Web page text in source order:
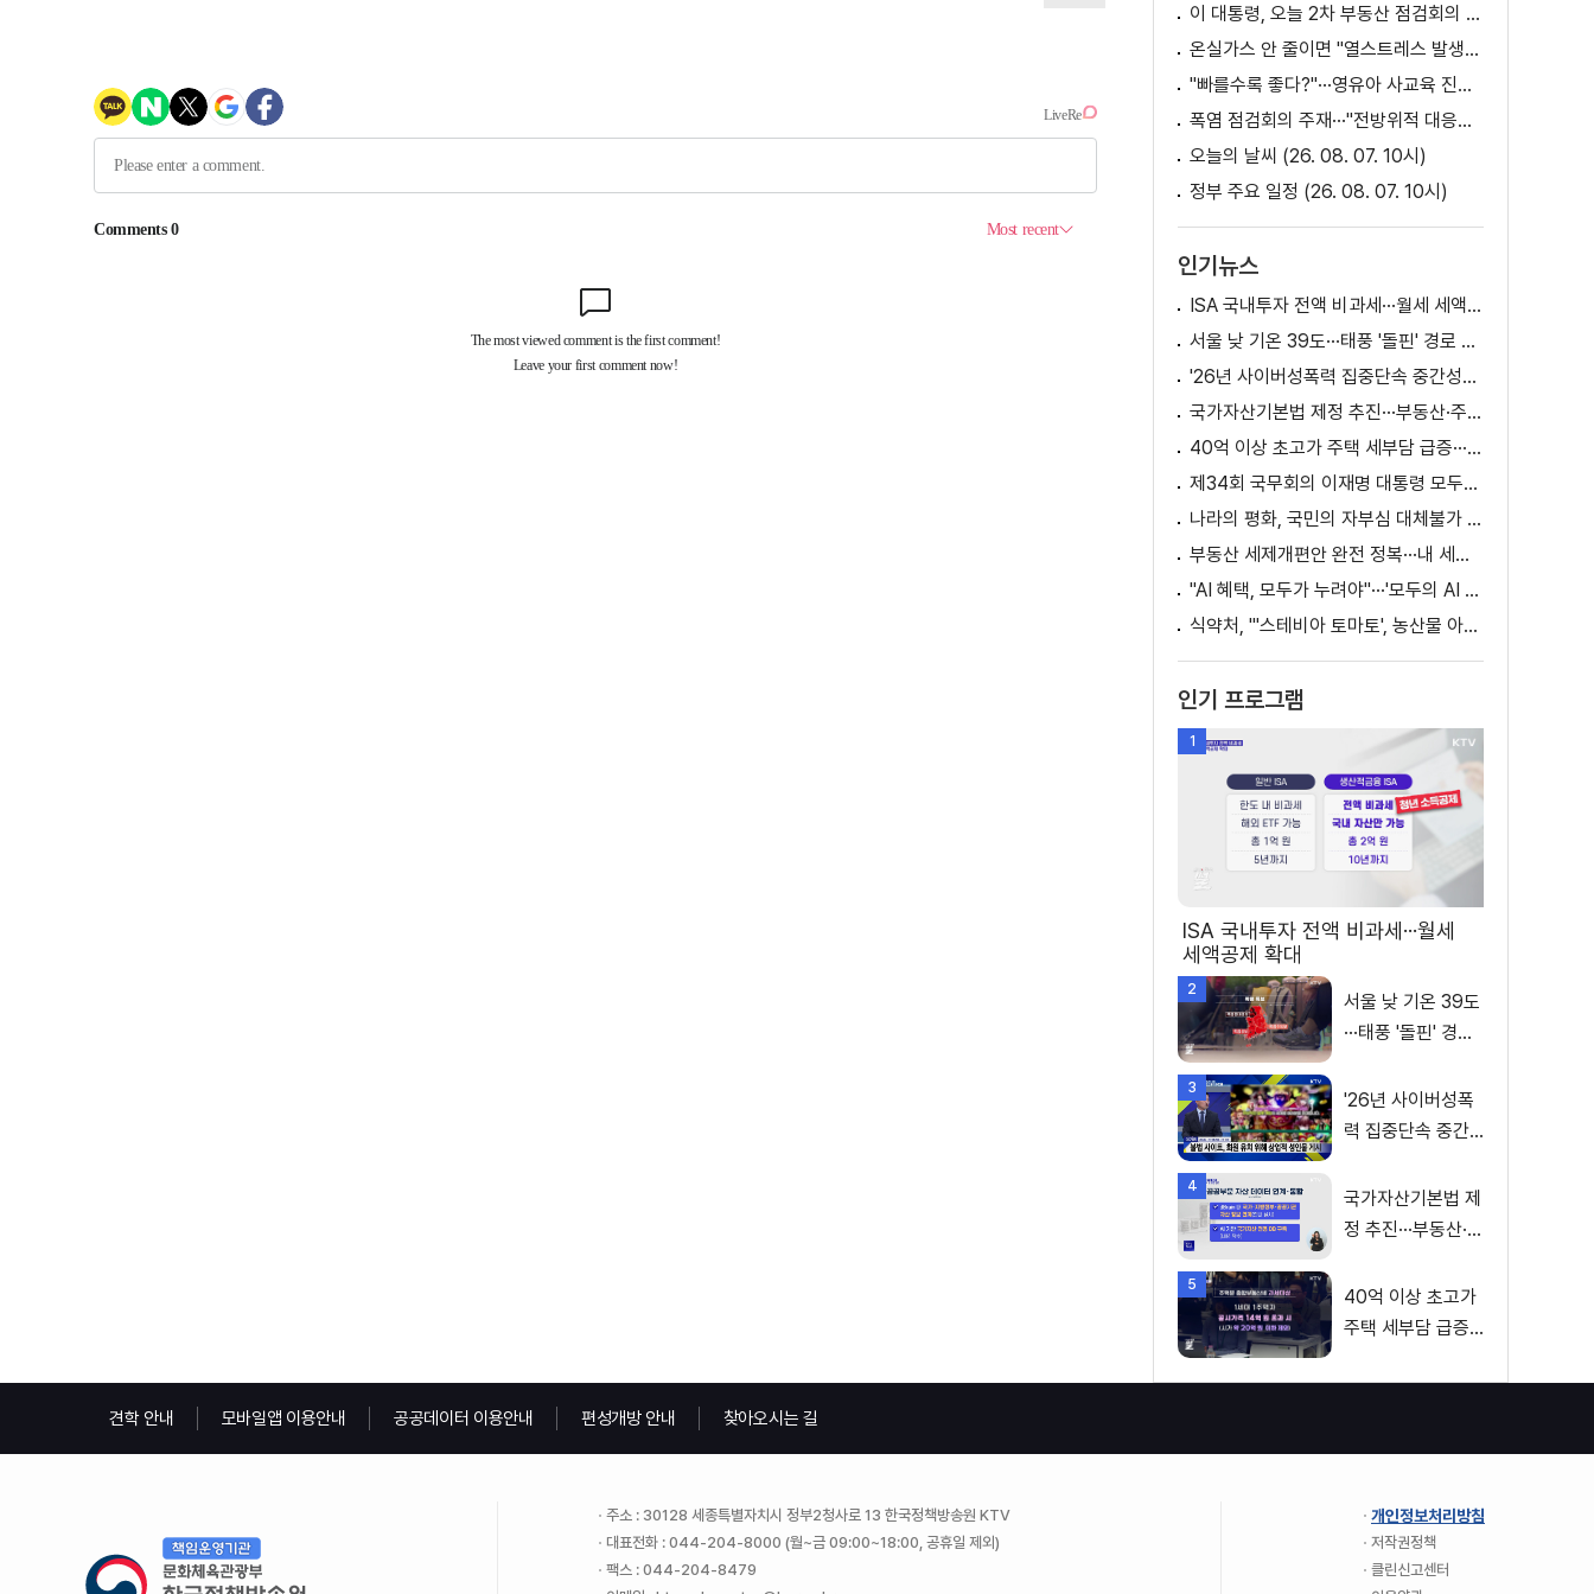
이 대통령, 오늘 2차 부동산 점검회의 주재
온실가스 안 줄이면 "열스트레스 발생일 29배 증가"
"빠를수록 좋다?"···영유아 사교육 진실과 해법은?
폭염 점검회의 주재···"전방위적 대응체계 가동"
오늘의 날씨 (26. 08. 07. 10시)
정부 주요 일정 (26. 08. 07. 10시)
인기뉴스
ISA 국내투자 전액 비과세···월세 세액공제 확대
서울 낮 기온 39도···태풍 '돌핀' 경로 변수
'26년 사이버성폭력 집중단속 중간성과 발표···향후 추진계획은?
국가자산기본법 제정 추진···부동산·주식 등 통합 관리
40억 이상 초고가 주택 세부담 급증···실수요자 보호 강화
제34회 국무회의 이재명 대통령 모두발언
나라의 평화, 국민의 자부심 대체불가 대한민국 이재명 대통령 모두말씀
부동산 세제개편안 완전 정복···내 세금 어떻게 달라지나? [K-정책 사용법]
"AI 혜택, 모두가 누려야"···'모두의 AI 성장사다리' 출범
식약처, "'스테비아 토마토', 농산물 아닌 가공식품"
인기 프로그램
1
ISA 국내투자 전액 비과세···월세
세액공제 확대
2
서울 낮 기온 39도
···태풍 '돌핀' 경로
3
'26년 사이버성폭
력 집중단속 중간
진계획은?
4
국가자산기본법 제
정 추진···부동산·주
5
40억 이상 초고가
주택 세부담 급증···
화
견학 안내 모바일앱 이용안내 공공데이터 이용안내 편성개방 안내 찾아오시는 길
주소 : 30128 세종특별자치시 정부2청사로 13 한국정책방송원 KTV
대표전화 : 044-204-8000 (월~금 09:00~18:00, 공휴일 제외)
팩스 : 044-204-8479
개인정보처리방침
저작권정책
클린신고센터